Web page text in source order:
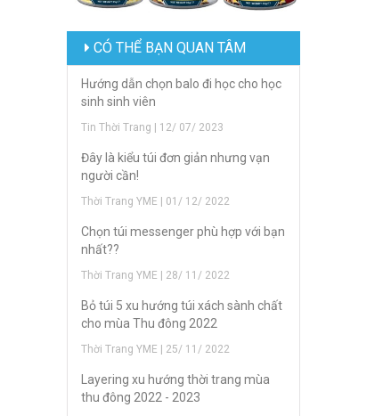
CÓ THỂ BẠN QUAN TÂM
Hướng dẫn chọn balo đi học cho học
sinh sinh viên
Tin Thời Trang | 12/ 07/ 2023
Đây là kiểu túi đơn giản nhưng vạn
người cần!
Thời Trang YME | 01/ 12/ 2022
Chọn túi messenger phù hợp với bạn
nhất??
Thời Trang YME | 28/ 11/ 2022
Bỏ túi 5 xu hướng túi xách sành chất
cho mùa Thu đông 2022
Thời Trang YME | 25/ 11/ 2022
Layering xu hướng thời trang mùa
thu đông 2022 - 2023